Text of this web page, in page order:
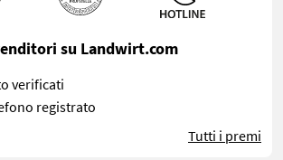
su Landwirt.com
verificati
registrato
Tutti i premi